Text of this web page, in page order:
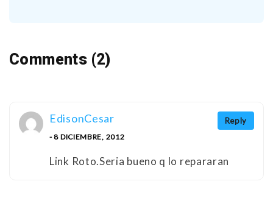
Comments (2)
Reply
EdisonCesar
- 8 DICIEMBRE, 2012
Link Roto.Seria bueno q lo repararan